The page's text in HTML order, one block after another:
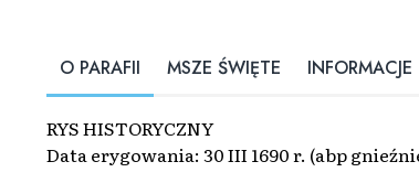
O PARAFII MSZE ŚWIĘTE INFORMACJE
RYS HISTORYCZNY
Data erygowania: 30 III 1690 r. (abp